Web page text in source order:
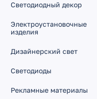
Серия TRIAC
Серия 0-10V
Серия KNX
Электрокарнизы с
Светодиодный декор
Электроустановочные
изделия
Дизайнерский свет
Светодиоды
Рекламные материалы